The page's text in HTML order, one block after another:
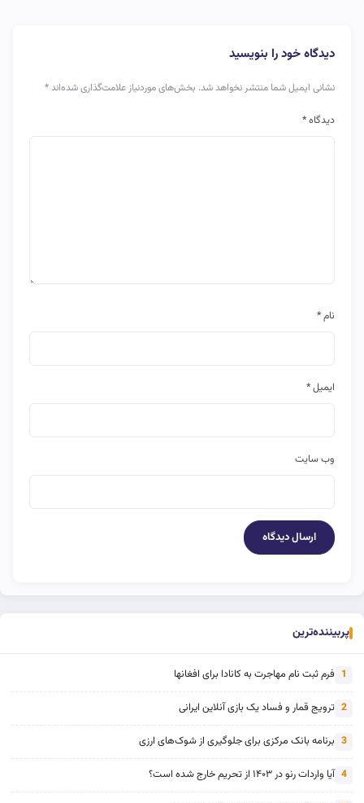
دیدگاه خود را بنویسید
نشانی ایمیل شما منتشر نخواهد شد. بخش‌های موردنیاز علامت‌گذاری شده‌اند*
دیدگاه*
نام*
ایمیل*
وب‌ سایت
پربیننده‌ترین
1 فرم ثبت نام مهاجرت به کانادا برای افغانها
2 ترویج قمار و فساد یک بازی آنلاین ایرانی
3 برنامه بانک مرکزی برای جلوگیری از شوک‌های ارزی
4 آیا واردات رنو در ۱۴۰۳ از تحریم خارج شده است؟